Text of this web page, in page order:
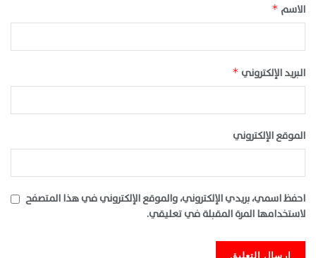
الاسم *
البريد الإلكتروني *
الموقع الإلكتروني
احفظ اسمي، بريدي الإلكتروني، والموقع الإلكتروني في هذا المتصفح
لاستخدامها المرة المقبلة في تعليقي.